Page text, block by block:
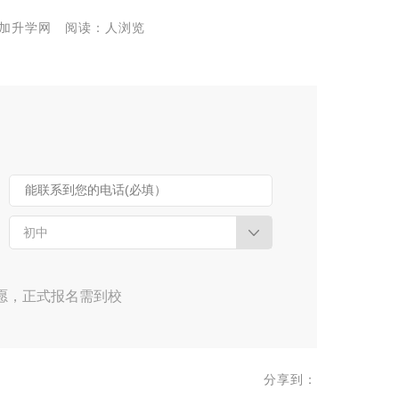
升学网 阅读：人浏览
能联系到您的电话(必填）
初中
，正式报名需到校
分享到：